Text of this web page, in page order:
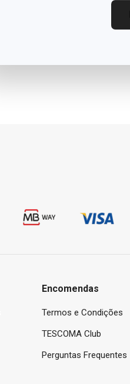
Encomendas
Termos e Condições
TESCOMA Club
Perguntas Frequentes